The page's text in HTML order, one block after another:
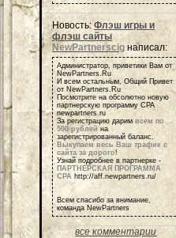
Новость:Флэш игры и
флэш сайты
NewPartnerscig написал:
Администратор, приветики Вам от
NewPartners.Ru
И всем остальным, Общий Привет
от NewPartners.Ru
Посмотрите на обсолютно новую
партнерскую программу СРА
newpartners.ru
За регистрацию дарим всем по
500 рублей на
зарегистрированный баланс.
Выкупаем весь Ваш трафик с
сайта за дорого!
Узнай подробнее в партнерке -
ПАРТНЕРСКАЯ ПРОГРАММА
СРА http://aff.newpartners.ru/
Всем спасибо за внимание,
команда NewPartners
все комментарии